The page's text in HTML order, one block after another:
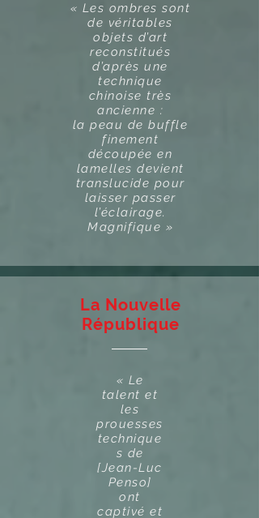
« Les ombres sont
de véritables
objets d’art
reconstitués
d’après une
technique
chinoise très
ancienne :
la peau de buffle
finement
découpée en
lamelles devient
translucide pour
laisser passer
l’éclairage.
Magnifique »
La Nouvelle
République
« Le
talent et
les
prouesses
technique
s de
[Jean-Luc
Penso]
ont
captivé et